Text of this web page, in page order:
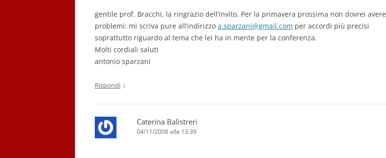
gentile prof. Bracchi, la ringrazio dell’invito. Per la primavera prossima non dovrei avere
problemi: mi scriva pure all’indirizzo a.sparzani@gmail.com per accordi più precisi
soprattutto riguardo al tema che lei ha in mente per la conferenza.
Molti cordiali saluti
antonio sparzani
Rispondi ↓
Caterina Balistreri
04/11/2008 alle 13:39